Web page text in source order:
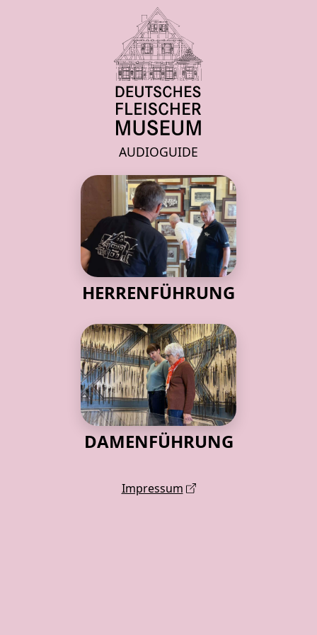
AUDIOGUIDE
HERRENFÜHRUNG
DAMENFÜHRUNG
Impressum